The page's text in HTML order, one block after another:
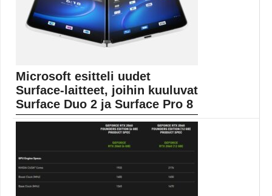
Microsoft esitteli uudet
Surface-laitteet, joihin kuuluvat
Surface Duo 2 ja Surface Pro 8
Microsoft on esitellyt nipun uusia Surface-laitteita.